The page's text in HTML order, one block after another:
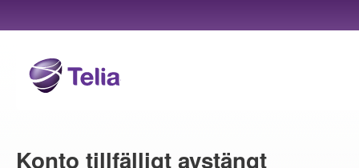
Konto tillfälligt avstängt